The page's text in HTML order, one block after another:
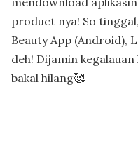
product nya! So
Beauty App (Android),
deh! Dijamin
bakal hilang🥰